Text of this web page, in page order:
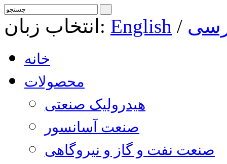
انتخاب زبان: English /
خانه
محصولات
هیدرولیک صنعتی
صنعت آسانسور
صنعت نفت و گاز و نیروگاهی